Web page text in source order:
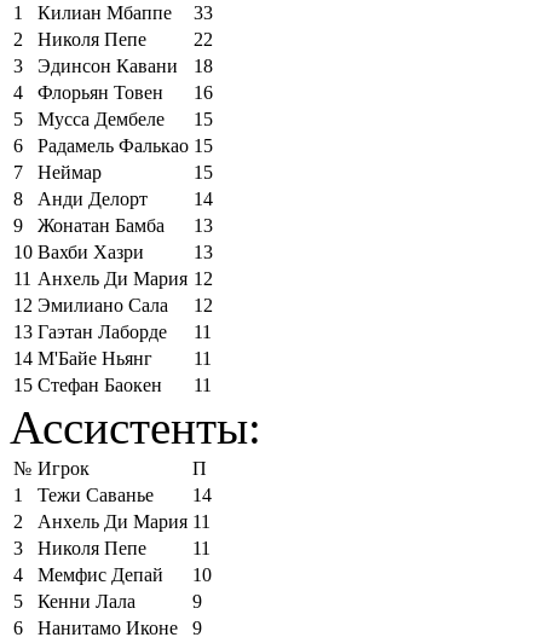
1
Килиан Мбаппе
33
2
Николя Пепе
22
3
Эдинсон Кавани
18
4
Флорьян Товен
16
5
Мусса Дембеле
15
6
Радамель Фалькао 15
7
Неймар
15
8
Анди Делорт
14
9
Жонатан Бамба
13
10 Вахби Хазри
13
11 Анхель Ди Мария 12
12 Эмилиано Сала
12
13 Гаэтан Лаборде
11
14 М'Байе Ньянг
11
15 Стефан Баокен 11
Ассистенты:
№ Игрок
П
1
Тежи Саванье
14
2
Анхель Ди Мария 11
3
Николя Пепе
11
4
Мемфис Депай
10
5
Кенни Лала
9
6
Нанитамо Иконе
9